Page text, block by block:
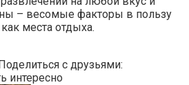
– весомые факторы в пользу
места отдыха.
с друзьями:
интересно